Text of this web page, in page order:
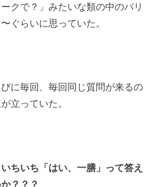
クで？」みたいな類の中のバリ
ぐらいに思っていた。
に毎回、毎回同じ質問が来るの
立っていた。
ちいち「はい、一膳」って答え
？？？